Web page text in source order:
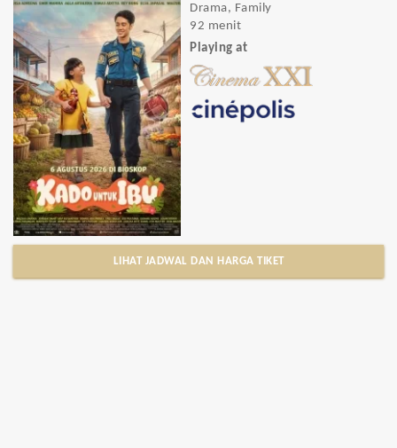
Drama, Family
92 menit
Playing at
LIHAT JADWAL DAN HARGA TIKET